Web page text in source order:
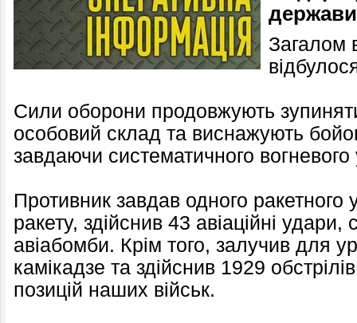
Загалом
Сили оборони продовжують
особовий склад та виснажують
завдаючи систематичного
Противник завдав одного
ракету, здійснив 43 авіаційні удари,
авіабомби. Крім того, залучив для
камікадзе та здійснив 1929
позицій наших військ.